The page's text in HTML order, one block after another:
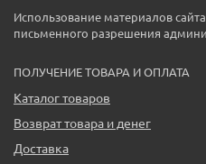
Использование материалов
письменного разрешения
ПОЛУЧЕНИЕ ТОВАРА И ОПЛАТА
Каталог товаров
Возврат товара и денег
Доставка